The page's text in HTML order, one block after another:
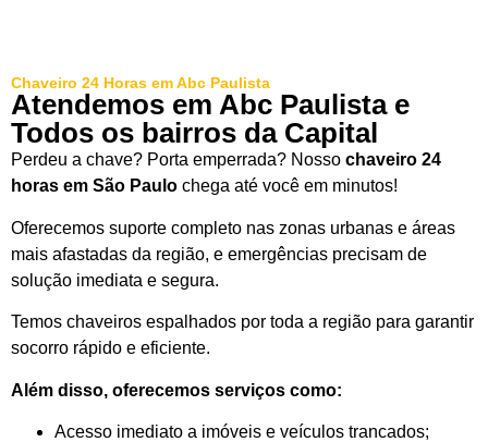
Chaveiro 24 Horas em Abc Paulista
Atendemos em Abc Paulista e
Todos os bairros da Capital
Perdeu a chave? Porta emperrada? Nosso chaveiro 24
horas em São Paulo chega até você em minutos!
Oferecemos suporte completo nas zonas urbanas e áreas
mais afastadas da região, e emergências precisam de
solução imediata e segura.
Temos chaveiros espalhados por toda a região para garantir
socorro rápido e eficiente.
Além disso, oferecemos serviços como:
Acesso imediato a imóveis e veículos trancados;